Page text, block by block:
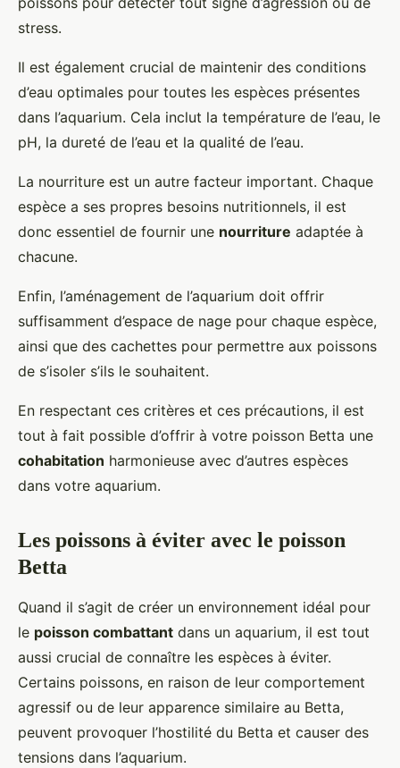
stress.
Il est également crucial de maintenir des conditions
d’eau optimales pour toutes les espèces présentes
dans l’aquarium. Cela inclut la température de l’eau, le
pH, la dureté de l’eau et la qualité de l’eau.
La nourriture est un autre facteur important. Chaque
espèce a ses propres besoins nutritionnels, il est
donc essentiel de fournir une nourriture adaptée à
chacune.
Enfin, l’aménagement de l’aquarium doit offrir
suffisamment d’espace de nage pour chaque espèce,
ainsi que des cachettes pour permettre aux poissons
de s’isoler s’ils le souhaitent.
En respectant ces critères et ces précautions, il est
tout à fait possible d’offrir à votre poisson Betta une
cohabitation harmonieuse avec d’autres espèces
dans votre aquarium.
Les poissons à éviter avec le poisson
Betta
Quand il s’agit de créer un environnement idéal pour
le poisson combattant dans un aquarium, il est tout
aussi crucial de connaître les espèces à éviter.
Certains poissons, en raison de leur comportement
agressif ou de leur apparence similaire au Betta,
peuvent provoquer l’hostilité du Betta et causer des
tensions dans l’aquarium.